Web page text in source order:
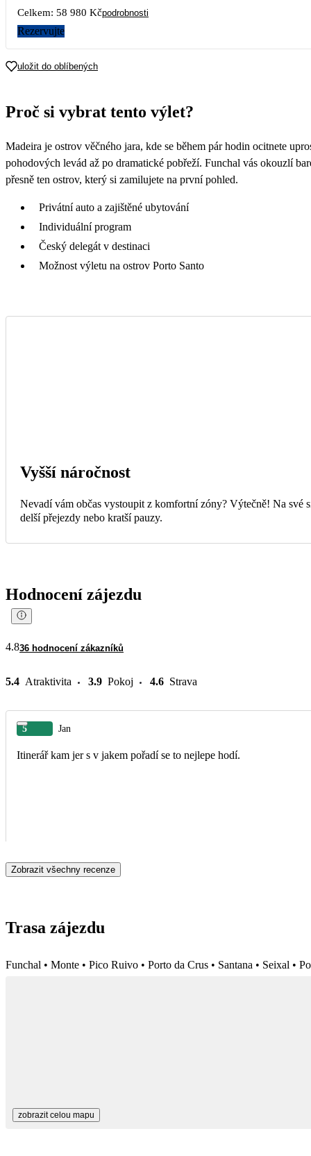
Celkem: 58 980 Kčpodrobnosti
Rezervujte
uložit do oblíbených
Proč si vybrat tento výlet?
Madeira je ostrov věčného jara, kde se během pár hodin ocitnete
pohodových levád až po dramatické pobřeží. Funchal vás okouzlí
přesně ten ostrov, který si zamilujete na první pohled.
Privátní auto a zajištěné ubytování
Individuální program
Český delegát v destinaci
Možnost výletu na ostrov Porto Santo
Vyšší náročnost
Nevadí vám občas vystoupit z komfortní zóny? Výtečně! Na své
delší přejezdy nebo kratší pauzy.
Hodnocení zájezdu
4.836 hodnocení zákazníků
5.4 Atraktivita 3.9 Pokoj 4.6 Strava
5 Jan
Itinerář kam jer s v jakem pořadí se to nejlepe hodí.
Zobrazit všechny recenze
Trasa zájezdu
Funchal • Monte • Pico Ruivo • Porto da Crus • Santana • Seixal •
zobrazit celou mapu